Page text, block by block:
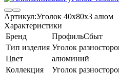
Артикул:Уголок 40х80х3 алюм
Характеристики
Бренд
ПрофильСбыт
Тип изделия Уголок
Цвет
алюминий
Коллекция
Уголок